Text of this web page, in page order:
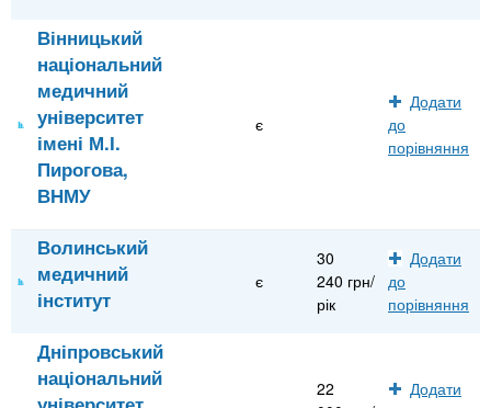
Вінницький
національний
медичний
університет
імені М.І.
Пирогова,
ВНМУ
є
Додати
до
порівняння
Волинський
медичний
інститут
є
30
240 грн/
рік
Додати
до
порівняння
Дніпровський
національний
22
Додати